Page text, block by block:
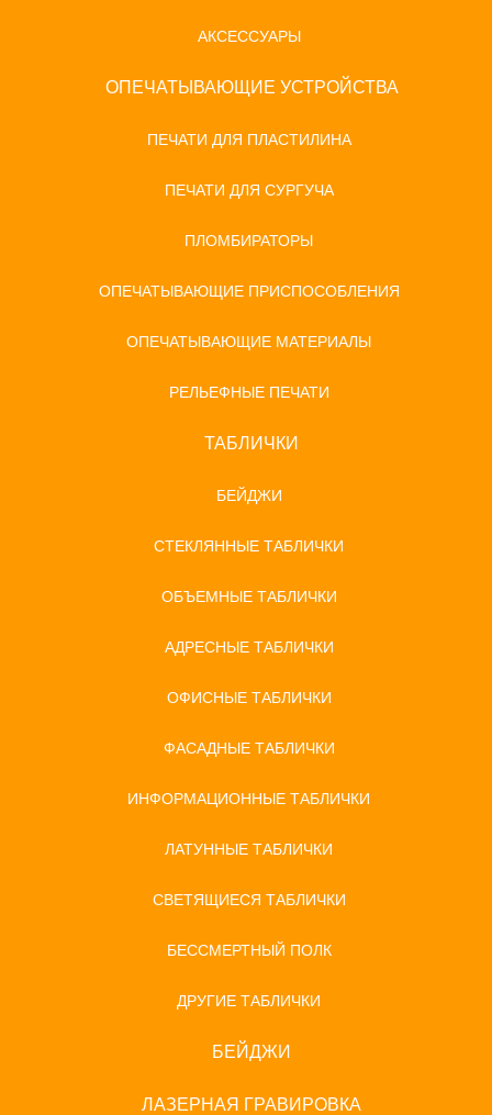
АКСЕССУАРЫ
ОПЕЧАТЫВАЮЩИЕ УСТРОЙСТВА
ПЕЧАТИ ДЛЯ ПЛАСТИЛИНА
ПЕЧАТИ ДЛЯ СУРГУЧА
ПЛОМБИРАТОРЫ
ОПЕЧАТЫВАЮЩИЕ ПРИСПОСОБЛЕНИЯ
ОПЕЧАТЫВАЮЩИЕ МАТЕРИАЛЫ
РЕЛЬЕФНЫЕ ПЕЧАТИ
ТАБЛИЧКИ
БЕЙДЖИ
СТЕКЛЯННЫЕ ТАБЛИЧКИ
ОБЪЕМНЫЕ ТАБЛИЧКИ
АДРЕСНЫЕ ТАБЛИЧКИ
ОФИСНЫЕ ТАБЛИЧКИ
ФАСАДНЫЕ ТАБЛИЧКИ
ИНФОРМАЦИОННЫЕ ТАБЛИЧКИ
ЛАТУННЫЕ ТАБЛИЧКИ
СВЕТЯЩИЕСЯ ТАБЛИЧКИ
БЕССМЕРТНЫЙ ПОЛК
ДРУГИЕ ТАБЛИЧКИ
БЕЙДЖИ
ЛАЗЕРНАЯ ГРАВИРОВКА